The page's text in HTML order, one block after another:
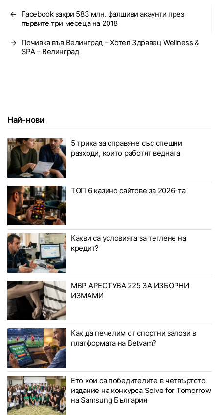
←
Facebook закри 583 млн. фалшиви акаунти през
първите три месеца на 2018
→
Почивка във Велинград – Хотел Здравец Wellness &
SPA – Велинград
Най-нови
5 трика за справяне със спешни
разходи, които работят веднага
ТОП 6 казино сайтове за 2026-та
Какви са условията за теглене на
кредит?
МВР АРЕСТУВА 225 ЗА ИЗБОРНИ
ИЗМАМИ
Как да печелим от спортни залози в
платформата на Betvam?
Ето кои са победителите в четвъртото
издание на конкурса Solve for Tomorrow
на Samsung България